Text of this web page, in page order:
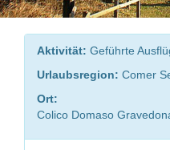
Aktivität: Geführte
Urlaubsregion: Comer
Ort:
Colico Domaso